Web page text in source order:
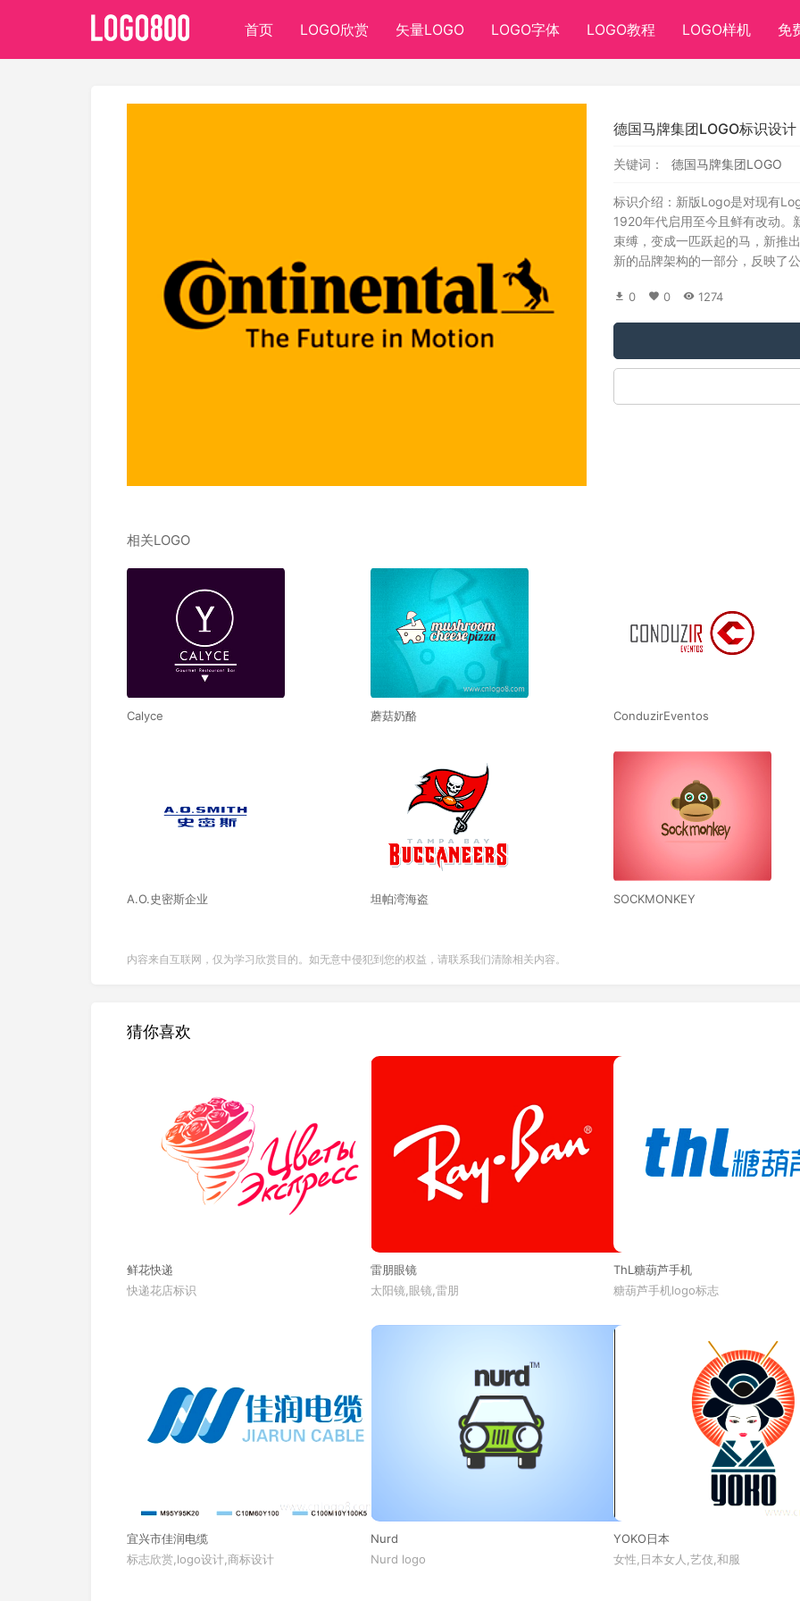
首页 LOGO欣赏 矢量LOGO LOGO字体 LOGO教程 LOGO样机 免
德国马牌集团LOGO标识设计
关键词： 德国马牌集团LOGO
标识介绍：新版Logo是对现有
1920年代启用至今且鲜有改动。
束缚，变成一匹跃起的马，新推
新的品牌架构的一部分，反映了
0 0 1274
相关LOGO
Calyce 蘑菇奶酪 ConduzirEventos
A.O.史密斯企业 坦帕湾海盗 SOCKMONKEY
内容来自互联网，仅为学习欣赏目的。如无意中侵犯到您的权益，请联系我们清除相关内容。
猜你喜欢
鲜花快递
快递花店标识
雷朋眼镜
太阳镜,眼镜,雷朋
ThL糖葫芦手机
糖葫芦手机logo标志
宜兴市佳润电缆
标志欣赏,logo设计,商标设计
Nurd
Nurd logo
YOKO日本
女性,日本女人,艺伎,和服